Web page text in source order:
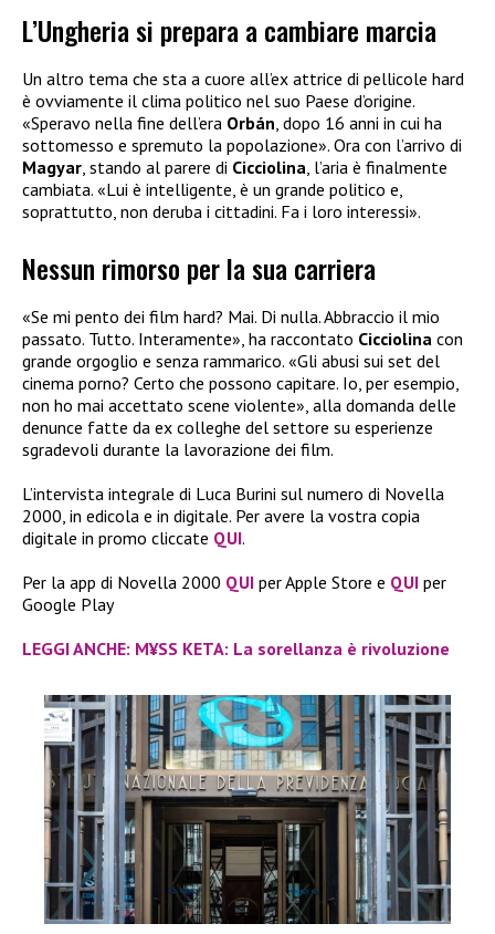
L’Ungheria si prepara a cambiare marcia
Un altro tema che sta a cuore all’ex attrice di pellicole hard
è ovviamente il clima politico nel suo Paese d’origine.
«Speravo nella fine dell’era Orbán, dopo 16 anni in cui ha
sottomesso e spremuto la popolazione». Ora con l’arrivo di
Magyar, stando al parere di Cicciolina, l’aria è finalmente
cambiata. «Lui è intelligente, è un grande politico e,
soprattutto, non deruba i cittadini. Fa i loro interessi».
Nessun rimorso per la sua carriera
«Se mi pento dei film hard? Mai. Di nulla. Abbraccio il mio
passato. Tutto. Interamente», ha raccontato Cicciolina con
grande orgoglio e senza rammarico. «Gli abusi sui set del
cinema porno? Certo che possono capitare. Io, per esempio,
non ho mai accettato scene violente», alla domanda delle
denunce fatte da ex colleghe del settore su esperienze
sgradevoli durante la lavorazione dei film.
L’intervista integrale di Luca Burini sul numero di Novella
2000, in edicola e in digitale. Per avere la vostra copia
digitale in promo cliccate QUI.
Per la app di Novella 2000 QUI per Apple Store e QUI per
Google Play
LEGGI ANCHE: M¥SS KETA: La sorellanza è rivoluzione